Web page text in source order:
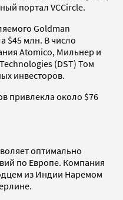
портал VCCircle.
Goldman
$45 млн. В число
Atomico, Мильнер и
(DST) Том
инвесторов.
привлекла около $76
оптимально
по Европе. Компания
из Индии Наремом